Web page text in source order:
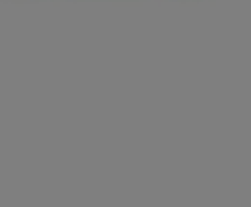
269.5 kB, öppnas i nytt fönster.
269 kB, öppnas i nytt fönster.